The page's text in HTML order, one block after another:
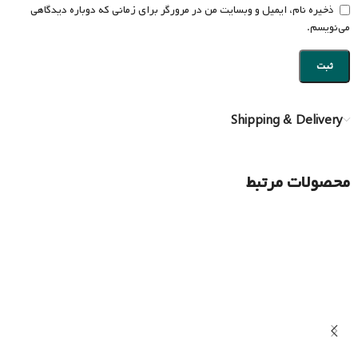
ذخیره نام، ایمیل و وبسایت من در مرورگر برای زمانی که دوباره دیدگاهی
می‌نویسم.
Shipping & Delivery
محصولات مرتبط